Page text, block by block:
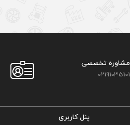
مشاوره تخصصی
02191035101
پنل کاربری